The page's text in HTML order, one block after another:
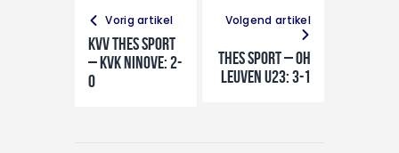
Vorig artikel
KVV THES Sport
– KVK Ninove: 2-
0
Volgend artikel
THES Sport – OH
Leuven U23: 3-1